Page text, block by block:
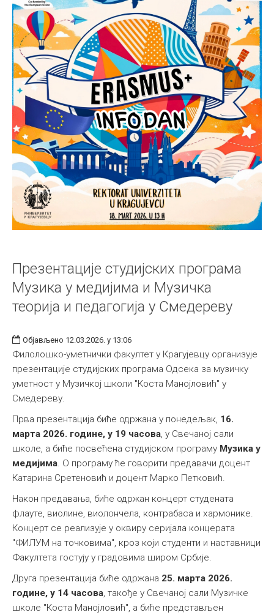
Презентације студијских програма
Музика у медијима и Музичка
теорија и педагогија у Смедереву
Објављено 12.03.2026. у 13:06
Филолошко-уметнички факултет у Крагујевцу организује
презентације студијских програма Одсека за музичку
уметност у Музичкој школи "Коста Манојловић" у
Смедереву.
Прва презентација биће одржана у понедељак, 16.
марта 2026. године, у 19 часова, у Свечаној сали
школе, а биће посвећена студијском програму Музика у
медијима. О програму ће говорити предавачи доцент
Катарина Сретеновић и доцент Марко Петковић.
Након предавања, биће одржан концерт студената
флауте, виолине, виолончела, контрабаса и хармонике.
Концерт се реализује у оквиру серијала концерата
"ФИЛУМ на точковима", кроз који студенти и наставници
Факултета гостују у градовима широм Србије.
Друга презентација биће одржана 25. марта 2026.
године, у 14 часова, такође у Свечаној сали Музичке
школе "Коста Манојловић", а биће представљен